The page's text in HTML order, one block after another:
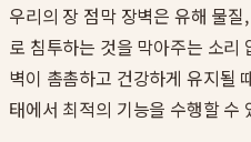
우리의 장 점막 장벽은 유해 물
로 침투하는 것을 막아주는 소리
벽이 촘촘하고 건강하게 유지될
태에서 최적의 기능을 수행할 수